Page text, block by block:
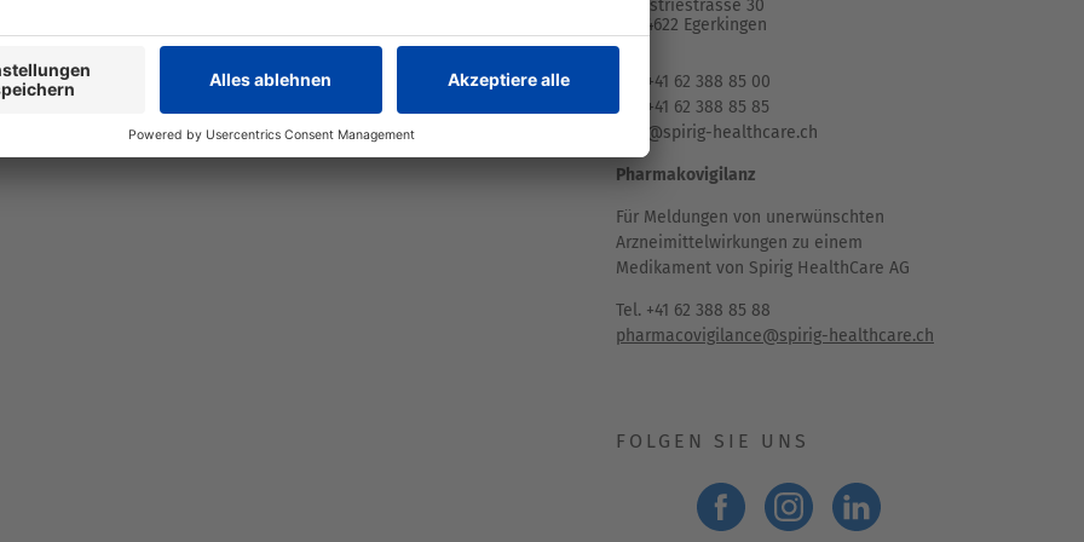
Spirig HC Online
Industriestrasse 30
CH-4622 Egerkingen
Tel. +41 62 388 85 00
Fax +41 62 388 85 85
info@spirig-healthcare.ch
Pharmakovigilanz
Für Meldungen von unerwünschten
Arzneimittelwirkungen zu einem
Medikament von Spirig HealthCare AG
Tel. +41 62 388 85 88
pharmacovigilance@spirig-healthcare.ch
FOLGEN SIE UNS